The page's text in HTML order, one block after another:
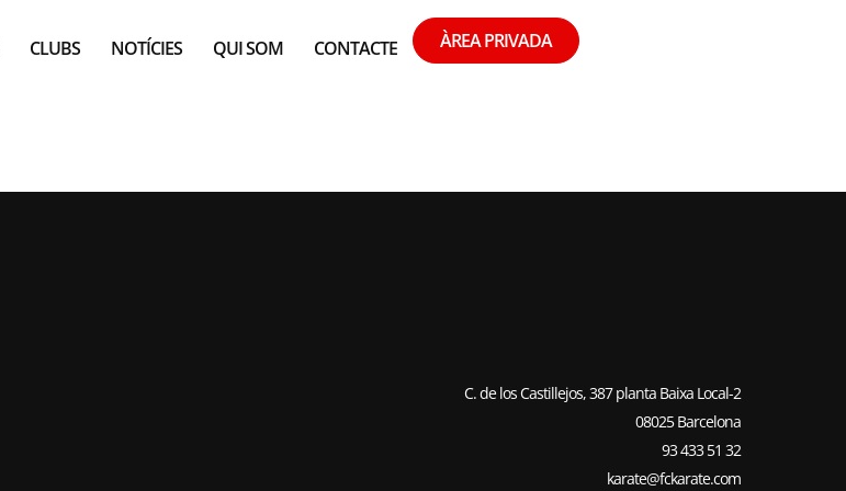
CLUBS NOTÍCIES QUI SOM CONTACTE ÀREA PRIVADA
C. de los Castillejos, 387 planta Baixa Local-2
08025 Barcelona
93 433 51 32
karate@fckarate.com